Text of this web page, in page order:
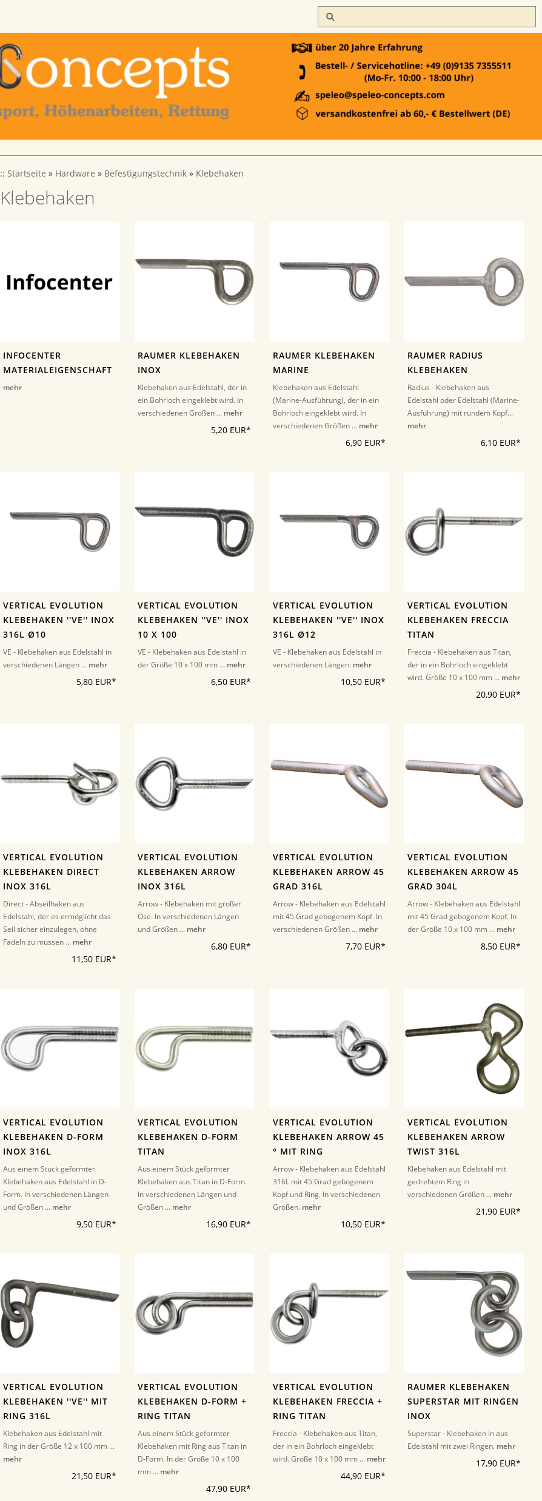
:: Startseite » Hardware » Befestigungstechnik » Klebehaken
Klebehaken
INFOCENTER
MATERIALEIGENSCHAFT
mehr
RAUMER KLEBEHAKEN
INOX
Klebehaken aus Edelstahl, der in
ein Bohrloch eingeklebt wird. In
verschiedenen Größen ... mehr
5,20 EUR*
RAUMER KLEBEHAKEN
MARINE
Klebehaken aus Edelstahl
(Marine-Ausführung), der in ein
Bohrloch eingeklebt wird. In
verschiedenen Größen ... mehr
6,90 EUR*
RAUMER RADIUS
KLEBEHAKEN
Radius - Klebehaken aus
Edelstahl oder Edelstahl (Marine-
Ausführung) mit rundem Kopf...
mehr
6,10 EUR*
VERTICAL EVOLUTION
KLEBEHAKEN ''VE'' INOX
316L Ø10
VE - Klebehaken aus Edelstahl in
verschiedenen Längen ... mehr
5,80 EUR*
VERTICAL EVOLUTION
KLEBEHAKEN ''VE'' INOX
10 X 100
VE - Klebehaken aus Edelstahl in
der Größe 10 x 100 mm ... mehr
6,50 EUR*
VERTICAL EVOLUTION
KLEBEHAKEN ''VE'' INOX
316L Ø12
VE - Klebehaken aus Edelstahl in
verschiedenen Längen: mehr
10,50 EUR*
VERTICAL EVOLUTION
KLEBEHAKEN FRECCIA
TITAN
Freccia - Klebehaken aus Titan,
der in ein Bohrloch eingeklebt
wird. Größe 10 x 100 mm ... mehr
20,90 EUR*
VERTICAL EVOLUTION
KLEBEHAKEN DIRECT
INOX 316L
Direct - Abseilhaken aus
Edelstahl, der es ermöglicht das
Seil sicher einzulegen, ohne
Fädeln zu müssen ... mehr
11,50 EUR*
VERTICAL EVOLUTION
KLEBEHAKEN ARROW
INOX 316L
Arrow - Klebehaken mit großer
Öse. In verschiedenen Längen
und Größen ... mehr
6,80 EUR*
VERTICAL EVOLUTION
KLEBEHAKEN ARROW 45
GRAD 316L
Arrow - Klebehaken aus Edelstahl
mit 45 Grad gebogenem Kopf. In
verschiedenen Größen ... mehr
7,70 EUR*
VERTICAL EVOLUTION
KLEBEHAKEN ARROW 45
GRAD 304L
Arrow - Klebehaken aus Edelstahl
mit 45 Grad gebogenem Kopf. In
der Größe 10 x 100 mm ... mehr
8,50 EUR*
VERTICAL EVOLUTION
KLEBEHAKEN D-FORM
INOX 316L
Aus einem Stück geformter
Klebehaken aus Edelstahl in D-
Form. In verschiedenen Längen
und Größen ... mehr
9,50 EUR*
VERTICAL EVOLUTION
KLEBEHAKEN D-FORM
TITAN
Aus einem Stück geformter
Klebehaken aus Titan in D-Form.
In verschiedenen Längen und
Größen ... mehr
16,90 EUR*
VERTICAL EVOLUTION
KLEBEHAKEN ARROW 45
° MIT RING
Arrow - Klebehaken aus Edelstahl
316L mit 45 Grad gebogenem
Kopf und Ring. In verschiedenen
Größen. mehr
10,50 EUR*
VERTICAL EVOLUTION
KLEBEHAKEN ARROW
TWIST 316L
Klebehaken aus Edelstahl mit
gedrehtem Ring in
verschiedenen Größen ... mehr
21,90 EUR*
VERTICAL EVOLUTION
KLEBEHAKEN ''VE'' MIT
RING 316L
Klebehaken aus Edelstahl mit
Ring in der Größe 12 x 100 mm ...
mehr
21,50 EUR*
VERTICAL EVOLUTION
KLEBEHAKEN D-FORM +
RING TITAN
Aus einem Stück geformter
Klebehaken mit Ring aus Titan in
D-Form. In der Größe 10 x 100
mm ... mehr
47,90 EUR*
VERTICAL EVOLUTION
KLEBEHAKEN FRECCIA +
RING TITAN
Freccia - Klebehaken aus Titan,
der in ein Bohrloch eingeklebt
wird. Größe 10 x 100 mm ... mehr
44,90 EUR*
RAUMER KLEBEHAKEN
SUPERSTAR MIT RINGEN
INOX
Superstar - Klebehaken in aus
Edelstahl mit zwei Ringen. mehr
17,90 EUR*